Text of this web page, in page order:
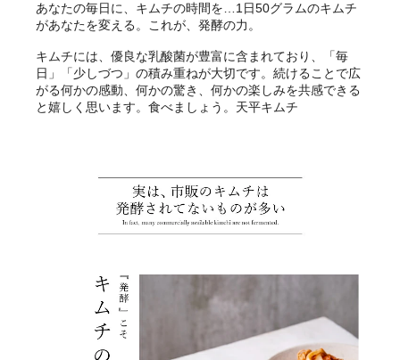
あなたの毎日に、キムチの時間を…1日50グラムのキムチ
があなたを変える。これが、発酵の力。
キムチには、優良な乳酸菌が豊富に含まれており、「毎
日」「少しづつ」の積み重ねが大切です。続けることで広
がる何かの感動、何かの驚き、何かの楽しみを共感できる
と嬉しく思います。食べましょう。天平キムチ